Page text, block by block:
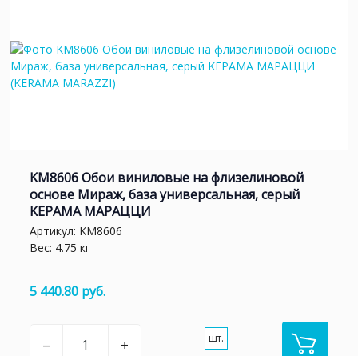
KM8606 Обои виниловые на флизелиновой
основе Мираж, база универсальная, серый
KЕРАМА МАРАЦЦИ
Артикул: KM8606
Вес: 4.75 кг
5 440.80 руб.
– + шт.